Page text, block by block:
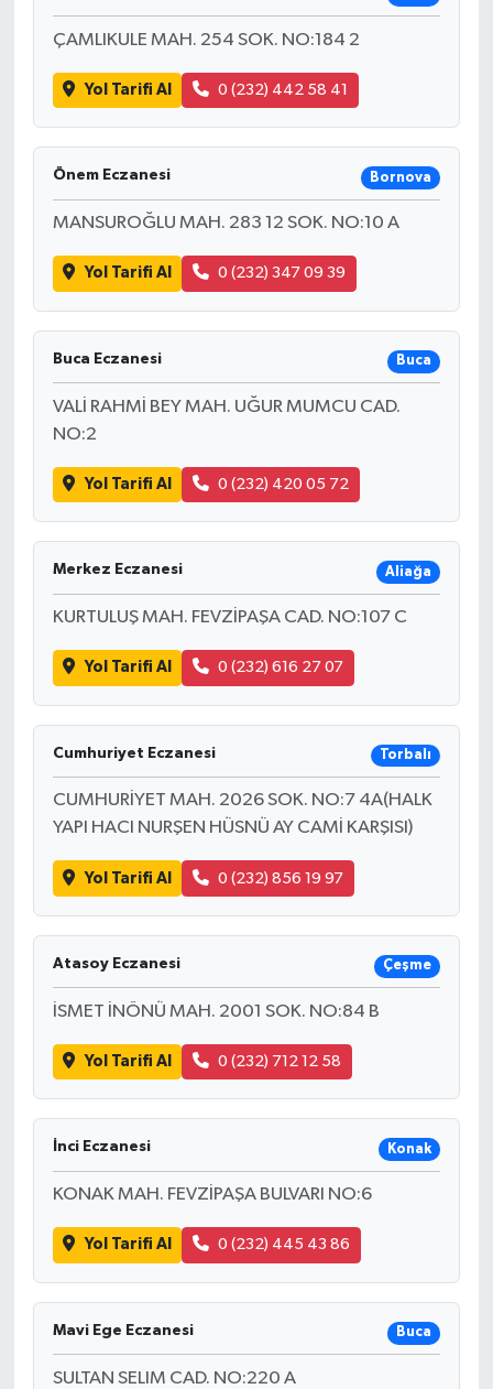
ÇAMLIKULE MAH. 254 SOK. NO:184 2
Yol Tarifi Al 0 (232) 442 58 41
Önem Eczanesi Bornova
MANSUROĞLU MAH. 283 12 SOK. NO:10 A
Yol Tarifi Al 0 (232) 347 09 39
Buca Eczanesi Buca
VALİ RAHMİ BEY MAH. UĞUR MUMCU CAD.
NO:2
Yol Tarifi Al 0 (232) 420 05 72
Merkez Eczanesi Aliağa
KURTULUŞ MAH. FEVZİPAŞA CAD. NO:107 C
Yol Tarifi Al 0 (232) 616 27 07
Cumhuriyet Eczanesi Torbalı
CUMHURİYET MAH. 2026 SOK. NO:7 4A(HALK
YAPI HACI NURŞEN HÜSNÜ AY CAMİ KARŞISI)
Yol Tarifi Al 0 (232) 856 19 97
Atasoy Eczanesi Çeşme
İSMET İNÖNÜ MAH. 2001 SOK. NO:84 B
Yol Tarifi Al 0 (232) 712 12 58
İnci Eczanesi Konak
KONAK MAH. FEVZİPAŞA BULVARI NO:6
Yol Tarifi Al 0 (232) 445 43 86
Mavi Ege Eczanesi Buca
SULTAN SELIM CAD. NO:220 A